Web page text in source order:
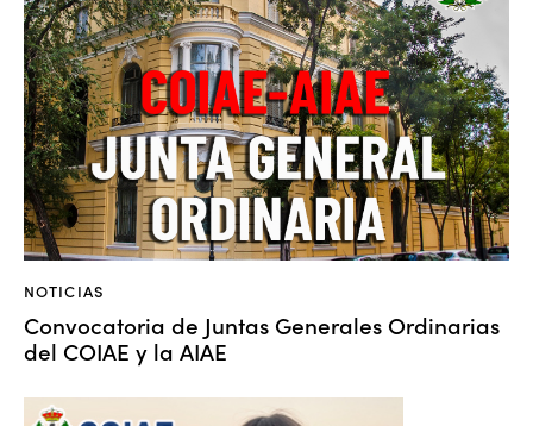
NOTICIAS
Convocatoria de Juntas Generales Ordinarias
del COIAE y la AIAE